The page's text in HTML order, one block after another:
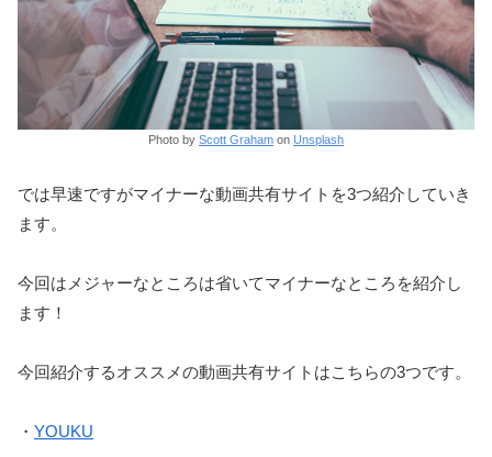
Photo by Scott Graham on Unsplash
では早速ですがマイナーな動画共有サイトを3つ紹介していき
ます。
今回はメジャーなところは省いてマイナーなところを紹介し
ます！
今回紹介するオススメの動画共有サイトはこちらの3つです。
・ YOUKU